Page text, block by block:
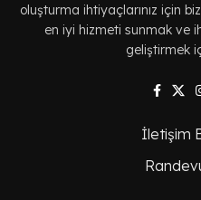
oluşturma ihtiyaçlarınız için
en iyi hizmeti sunmak ve
geliştirmek
İletişim